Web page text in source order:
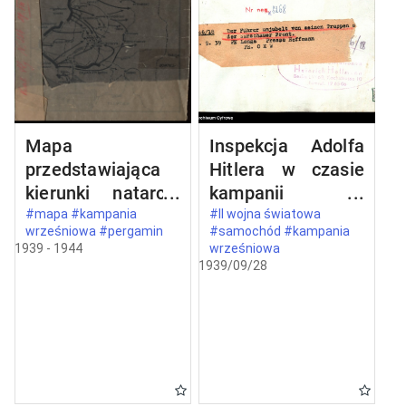
Mapa
przedstawiająca
kierunki natarcia
armii niemieckiej
na Polskę we
#mapa #kampania
wrześniowa #pergamin
1939 - 1944
Inspekcja Adolfa
Hitlera w czasie
kampanii
wrześniowej
#II wojna światowa
#samochód #kampania
wrześniowa
1939/09/28